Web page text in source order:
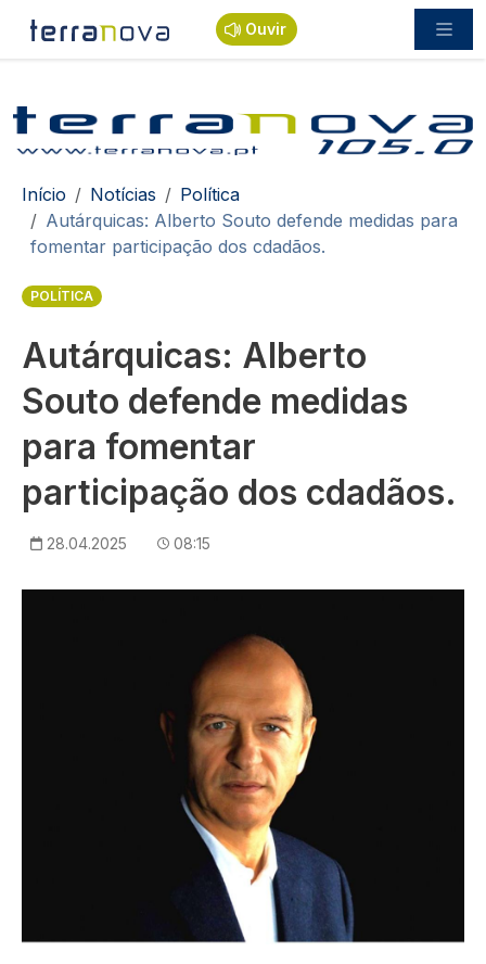
Passar para o conteúdo principal
Ouvir
Navegação estrutural
Início Notícias
Política
Autárquicas: Alberto Souto defende medidas para
fomentar participação dos cdadãos.
POLÍTICA
Autárquicas: Alberto
Souto defende medidas
para fomentar
participação dos cdadãos.
28.04.2025 08:15